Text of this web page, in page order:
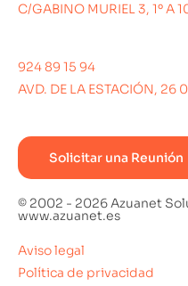
C/GABINO MURIEL 3, 1º A
924 89 15 94
AVD. DE LA ESTACIÓN,
Solicitar una Reunión
© 2002 - 2026 Azuanet
www.azuanet.es
Aviso legal
Política de privacidad